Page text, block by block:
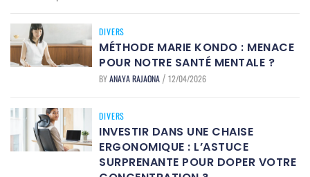
DIVERS
MÉTHODE MARIE KONDO : MENACE
POUR NOTRE SANTÉ MENTALE ?
BYANAYA RAJAONA / 12/04/2026
DIVERS
INVESTIR DANS UNE CHAISE
ERGONOMIQUE : L’ASTUCE
SURPRENANTE POUR DOPER VOTRE